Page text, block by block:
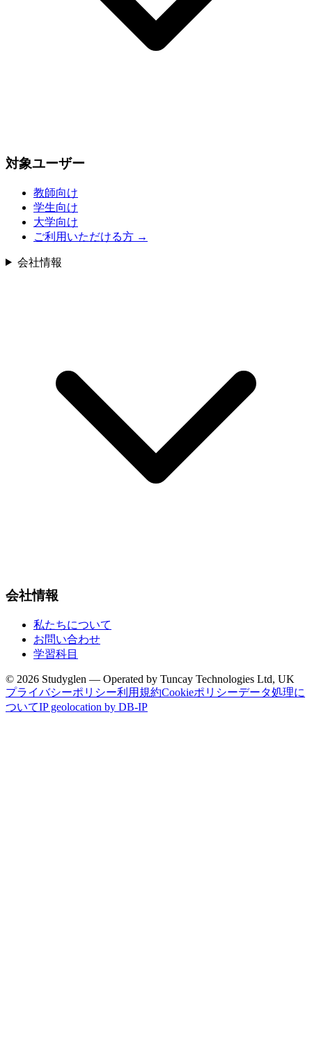
対象ユーザー
教師向け
学生向け
大学向け
ご利用いただける方 →
会社情報
会社情報
私たちについて
お問い合わせ
学習科目
© 2026 Studyglen — Operated by Tuncay Technologies Ltd, UK
プライバシーポリシー利用規約Cookieポリシーデータ処理に
ついてIP geolocation by DB-IP